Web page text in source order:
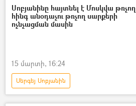
Ուկրաինա
Պատերազմ
Սոբյանինը հայտնել է Մոսկվա թռչող
հինգ անօդաչու թռչող սարքերի
ոչնչացման մասին
15 մարտի, 16:24
Սերգեյ Սոբյանին